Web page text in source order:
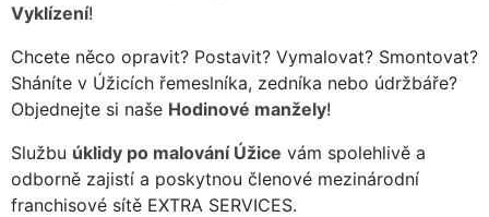
Vyklízení!
Chcete něco opravit? Postavit? Vymalovat? Smontovat?
Sháníte v Úžicích řemeslníka, zedníka nebo údržbáře?
Objednejte si naše Hodinové manžely!
Službu úklidy po malování Úžice vám spolehlivě a
odborně zajistí a poskytnou členové mezinárodní
franchisové sítě EXTRA SERVICES.